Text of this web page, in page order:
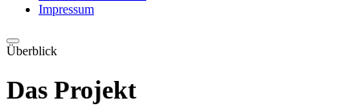
Impressum
Überblick
Das Projekt